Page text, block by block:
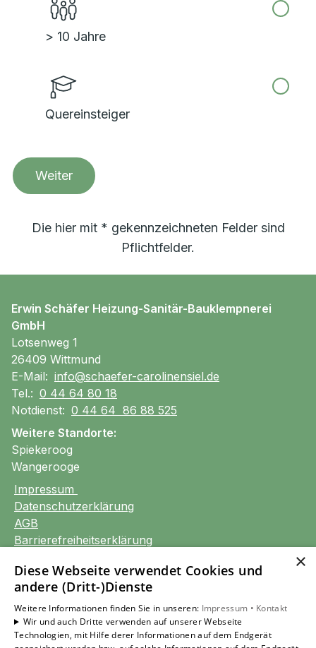
> 10 Jahre
Quereinsteiger
Weiter
Die hier mit * gekennzeichneten Felder sind
Pflichtfelder.
Erwin Schäfer Heizung-Sanitär-Bauklempnerei
GmbH
Lotsenweg 1
26409 Wittmund
E-Mail: info@schaefer-carolinensiel.de
Tel.: 0 44 64 80 18
Notdienst: 0 44 64 86 88 525
Weitere Standorte:
Spiekeroog
Wangerooge
Impressum
Datenschutzerklärung
AGB
Barrierefreiheitserklärung
Unsere Bereiche
Privatkunden
Gewerbekunden
Karriere
Unternehmen
×
Diese Webseite verwendet Cookies und
andere (Dritt-)Dienste
Weitere Informationen finden Sie in unseren: Impressum • Kontakt
Wir und auch Dritte verwenden auf unserer Webseite
Technologien, mit Hilfe derer Informationen auf dem Endgerät